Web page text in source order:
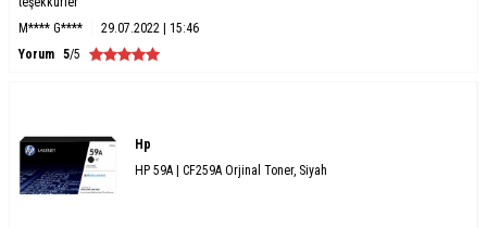
M**** G****
29.07.2022 | 15:46
Yorum 5/5
Hp
HP 59A | CF259A Orjinal Toner, Siyah